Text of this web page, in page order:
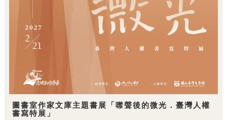
圖書室作家文庫主題書展「噤聲後的微光．臺灣人權
書寫特展」